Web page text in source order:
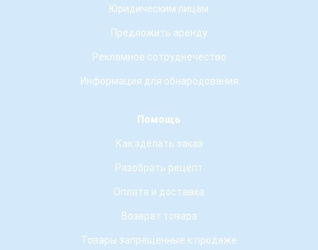
Юридическим лицам
Предложить аренду
Рекламное сотруднечество
Информация для обнародования
Помощь
Как зделать заказ
Разобрать рецепт
Оплата и доставка
Возврат товара
Товары запрещенные к продаже